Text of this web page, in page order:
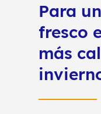
Para
fresco
más